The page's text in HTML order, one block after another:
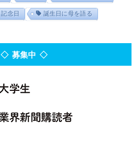
記念日 誕生日に母を語る
◇ 募集中 ◇